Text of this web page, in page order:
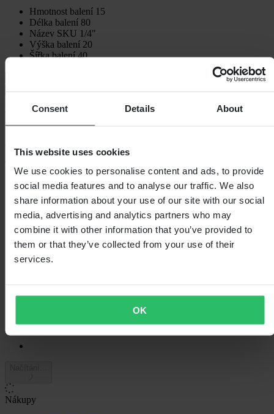
Consent Details About
This website uses cookies
We use cookies to personalise content and ads, to provide
social media features and to analyse our traffic. We also
share information about your use of our site with our social
media, advertising and analytics partners who may
combine it with other information that you’ve provided to
them or that they’ve collected from your use of their
services.
OK
Hmotnost balení 15
Délka balení 80
Název SKU 1/4"
Výška balení 20
Šířka balení40
Recenze zákazníků (4)
Na základě 4 recenzí
5
4
4
3
0
1
Nákupy